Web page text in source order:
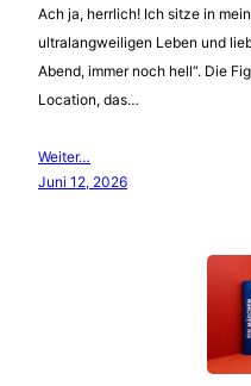
Ach ja, herrlich! Ich sitze in
ultralangweiligen Leben und
Abend, immer noch hell“. Die
Location, das…
Weiter…
Juni 12, 2026